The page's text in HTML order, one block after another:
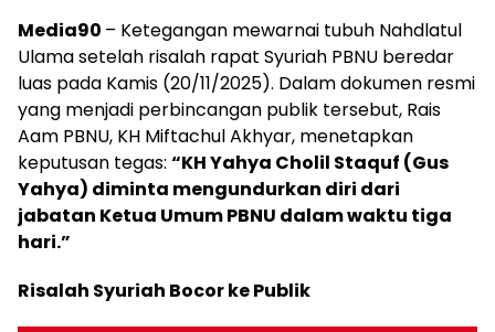
Media90 – Ketegangan mewarnai tubuh Nahdlatul
Ulama setelah risalah rapat Syuriah PBNU beredar
luas pada Kamis (20/11/2025). Dalam dokumen resmi
yang menjadi perbincangan publik tersebut, Rais
Aam PBNU, KH Miftachul Akhyar, menetapkan
keputusan tegas: “KH Yahya Cholil Staquf (Gus
Yahya) diminta mengundurkan diri dari
jabatan Ketua Umum PBNU dalam waktu tiga
hari.”
Risalah Syuriah Bocor ke Publik